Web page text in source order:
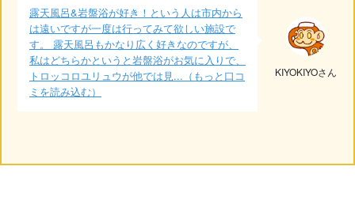
露天風呂&岩盤浴が好き！という人は市内から
は遠いですが一度は行ってみて欲しい施設で
す。 露天風呂もかなり広く好きなのですが、
私はどちらかというと岩盤浴がお気に入りで、
トロッコロユリュウが他では見...（もっと口コ
ミを読み込む）
KIYOKIYOさん